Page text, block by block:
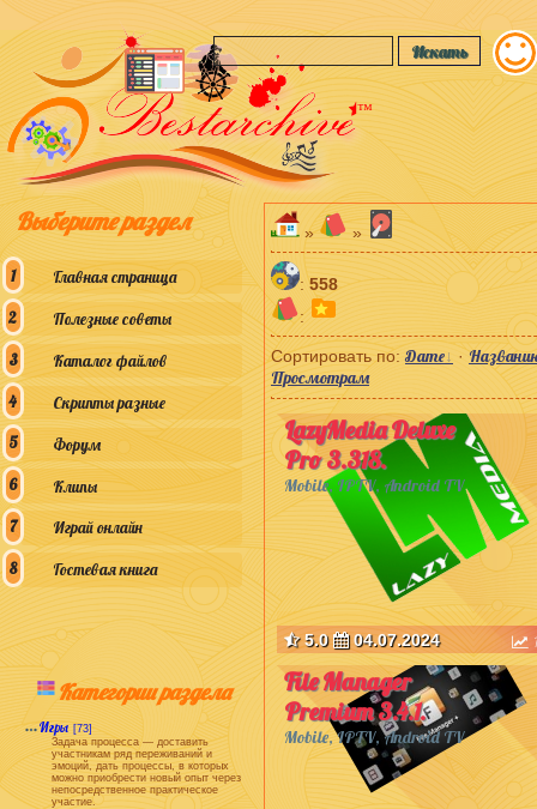
™
Выберите раздел
Главная страница
Полезные советы
Каталог файлов
Скрипты разные
Форум
Клипы
Играй онлайн
Гостевая книга
Категории раздела
Игры [73]
Задача процесса — доставить
участникам ряд переживаний и
эмоций, дать процессы, в которых
можно приобрести новый опыт через
непосредственное практическое
участие.
» »
:558
:
Сортировать по: Дате ·
Просмотрам
LazyMedia Deluxe
Pro 3.318.
Mobile, IPTV, Android TV
5.0 04.07.2024
File Manager
Premium 3.4.1.
Mobile, IPTV, Android TV